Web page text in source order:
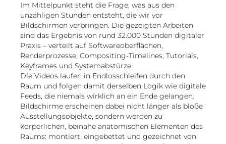
Im Mittelpunkt steht die Frage, was aus den
unzähligen Stunden entsteht, die wir vor
Bildschirmen verbringen. Die gezeigten Arbeiten
sind das Ergebnis von rund 32.000 Stunden digitaler
Praxis – verteilt auf Softwareoberflächen,
Renderprozesse, Compositing-Timelines, Tutorials,
Keyframes und Systemabstürze.
Die Videos laufen in Endlosschleifen durch den
Raum und folgen damit derselben Logik wie digitale
Feeds, die niemals wirklich an ein Ende gelangen.
Bildschirme erscheinen dabei nicht länger als bloße
Ausstellungsobjekte, sondern werden zu
körperlichen, beinahe anatomischen Elementen des
Raums: montiert, eingebettet und gezeichnet von